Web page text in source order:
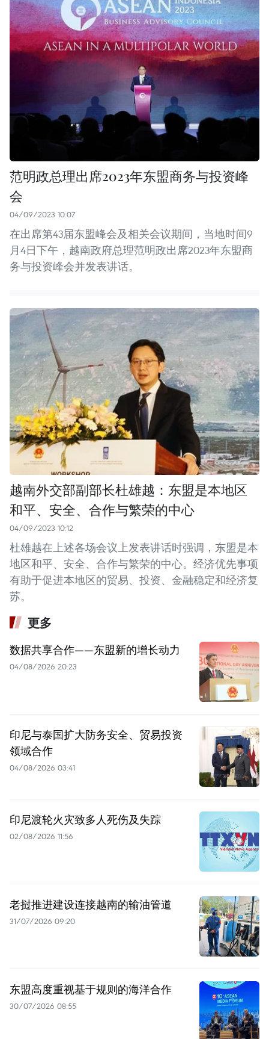
范明政总理出席2023年东盟商务与投资峰
会
04/09/2023 10:07
在出席第43届东盟峰会及相关会议期间，当地时间9
月4日下午，越南政府总理范明政出席2023年东盟商
务与投资峰会并发表讲话。
越南外交部副部长杜雄越：东盟是本地区
和平、安全、合作与繁荣的中心
04/09/2023 10:12
杜雄越在上述各场会议上发表讲话时强调，东盟是本
地区和平、安全、合作与繁荣的中心。经济优先事项
有助于促进本地区的贸易、投资、金融稳定和经济复
苏。
更多
数据共享合作——东盟新的增长动力
04/08/2026 20:23
印尼与泰国扩大防务安全、贸易投资
领域合作
04/08/2026 03:41
印尼渡轮火灾致多人死伤及失踪
02/08/2026 11:56
老挝推进建设连接越南的输油管道
31/07/2026 09:20
东盟高度重视基于规则的海洋合作
30/07/2026 08:55